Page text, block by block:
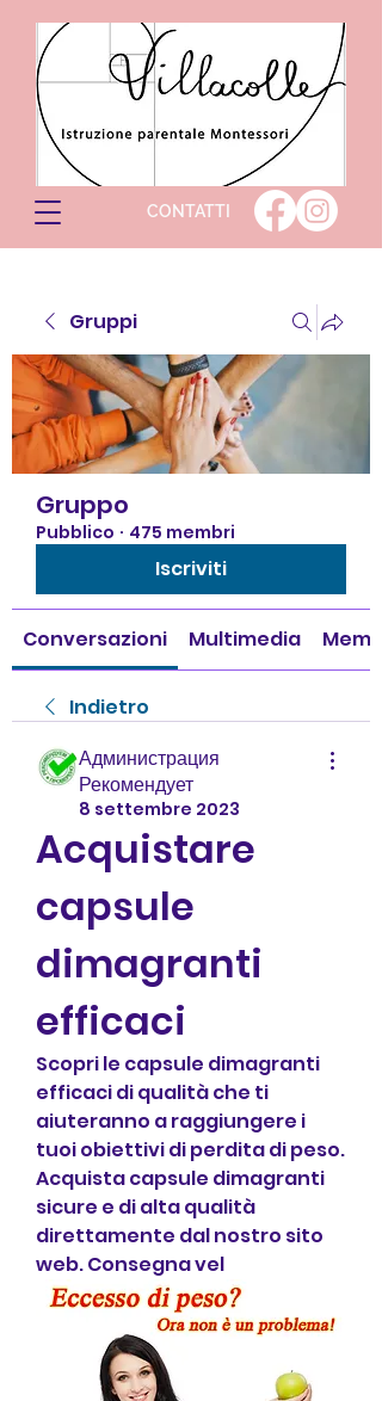
CONTATTI
Gruppi
Gruppo
Pubblico · 475 membri
Iscriviti
Conversazioni Multimedia
Indietro
Администрация
Рекомендует
8 settembre 2023
Acquistare
capsule
dimagranti
efficaci
Scopri le capsule dimagranti
efficaci di qualità che ti
aiuteranno a raggiungere i
tuoi obiettivi di perdita di peso.
Acquista capsule dimagranti
sicure e di alta qualità
direttamente dal nostro sito
web. Consegna vel